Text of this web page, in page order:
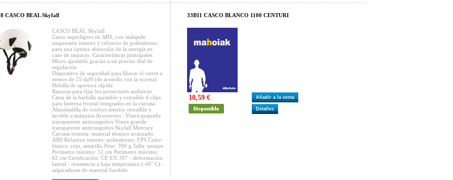
CASCO BEAL Skyfall
CASCO BEAL Skyfall
Casco superligero en ABS, con atalajede
suspensión interno y refuerzo de poliestireno
para una óptima absorción de la energía en
caso de impacto. Características principales :
Micro ajustable gracias a un preciso dial de
regulación
Dispositivo de seguridad para liberar el cierre a
menos de 25 daN (de acuerdo con la norma)
Hebilla de apertura rápida
Ranuras para fijar los protectores auditivos
Cinta de la barbilla ajustable y extraíble 4 clips
para linterna frontal integrados en la carcasa
Almohadilla de confort interior extraíble y
lavable a máquina Accesorios : Visera pequeña
transparente antirrasguños Visera grande
transparente antirrasguños Skyfall Mercury
Carcasa externa: material térmico avanzado:
ABS Refuerzo interno: poliestireno: EPS Color:
blanco, rojo, amarillo Peso: 390 g Talla: unique
Perímetro mínimo: 51 cm Perímetro máximo:
62 cm Certificación: CE EN 397 - deformación
lateral - resistencia a baja temperatura (-40° C) -
salpicaduras de material fundido
33B11 CASCO BLANCO 1100 CENTURI
10,59 € Añadir a la cesta
Detalles